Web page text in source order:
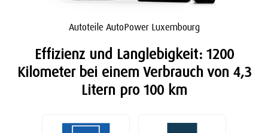
Autoteile AutoPower Luxembourg
Effizienz und Langlebigkeit: 1200
Kilometer bei einem Verbrauch von 4,3
Litern pro 100 km